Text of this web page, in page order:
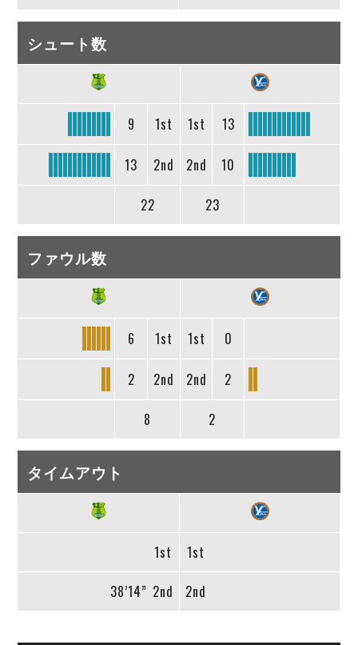
シュート数
9 1st 1st 13
13 2nd 2nd 10
22 23
ファウル数
6 1st 1st 0
2 2nd 2nd 2
8 2
タイムアウト
1st 1st
38’14” 2nd 2nd